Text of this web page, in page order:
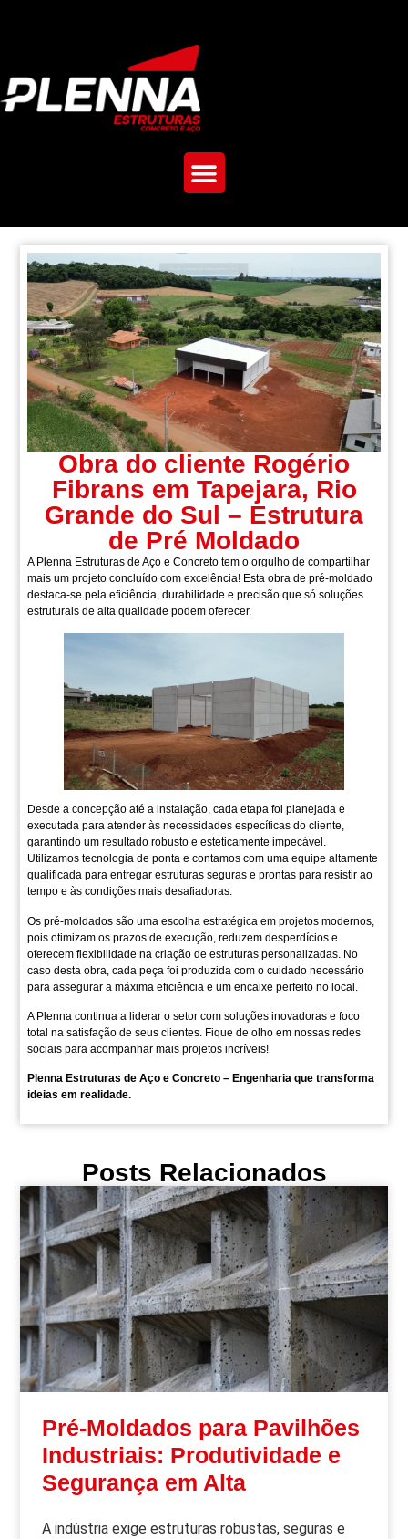
Obra do cliente Rogério
Fibrans em Tapejara, Rio
Grande do Sul – Estrutura
de Pré Moldado
A Plenna Estruturas de Aço e Concreto tem o orgulho de compartilhar
mais um projeto concluído com excelência! Esta obra de pré-moldado
destaca-se pela eficiência, durabilidade e precisão que só soluções
estruturais de alta qualidade podem oferecer.
Desde a concepção até a instalação, cada etapa foi planejada e
executada para atender às necessidades específicas do cliente,
garantindo um resultado robusto e esteticamente impecável.
Utilizamos tecnologia de ponta e contamos com uma equipe altamente
qualificada para entregar estruturas seguras e prontas para resistir ao
tempo e às condições mais desafiadoras.
Os pré-moldados são uma escolha estratégica em projetos modernos,
pois otimizam os prazos de execução, reduzem desperdícios e
oferecem flexibilidade na criação de estruturas personalizadas. No
caso desta obra, cada peça foi produzida com o cuidado necessário
para assegurar a máxima eficiência e um encaixe perfeito no local.
A Plenna continua a liderar o setor com soluções inovadoras e foco
total na satisfação de seus clientes. Fique de olho em nossas redes
sociais para acompanhar mais projetos incríveis!
Plenna Estruturas de Aço e Concreto – Engenharia que transforma
ideias em realidade.
Posts Relacionados
Pré-Moldados para Pavilhões
Industriais: Produtividade e
Segurança em Alta
A indústria exige estruturas robustas, seguras e